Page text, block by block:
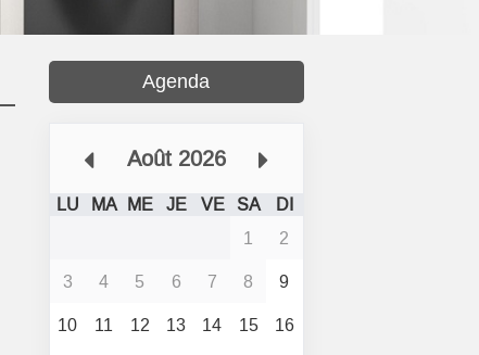
Agenda
Août 2026
LU MA ME JE VE SA
DI
1
2
3
4 5 6 7 8
9
10
11 12 13 14 15
16